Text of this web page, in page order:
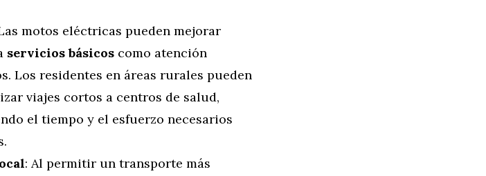
motos eléctricas pueden mejorar
servicios básicos como atención
Los residentes en áreas rurales pueden
viajes cortos a centros de salud,
el tiempo y el esfuerzo necesarios
: Al permitir un transporte más